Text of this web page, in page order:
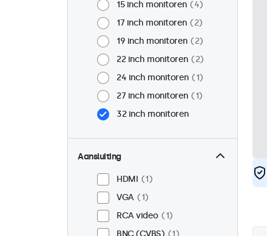
15 inch monitoren
4
17 inch monitoren
2
19 inch monitoren
2
22 inch monitoren
2
24 inch monitoren
1
27 inch monitoren
1
32 inch monitoren
Aansluiting
HDMI
1
VGA
1
RCA video
1
BNC (CVBS)
1